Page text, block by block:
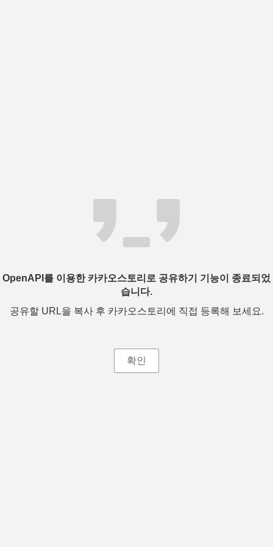
OpenAPI를 이용한 카카오스토리로 공유하기 기능이 종료되었
습니다.
공유할 URL을 복사 후 카카오스토리에 직접 등록해 보세요.
확인